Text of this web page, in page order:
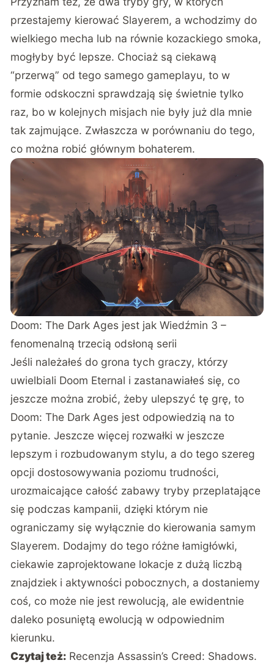
przestajemy kierować Slayerem, a wchodzimy do
wielkiego mecha lub na równie kozackiego smoka,
mogłyby być lepsze. Chociaż są ciekawą
“przerwą” od tego samego gameplayu, to w
formie odskoczni sprawdzają się świetnie tylko
raz, bo w kolejnych misjach nie były już dla mnie
tak zajmujące. Zwłaszcza w porównaniu do tego,
co można robić głównym bohaterem.
Doom: The Dark Ages jest jak Wiedźmin 3 –
fenomenalną trzecią odsłoną serii
Jeśli należałeś do grona tych graczy, którzy
uwielbiali Doom Eternal i zastanawiałeś się, co
jeszcze można zrobić, żeby ulepszyć tę grę, to
Doom: The Dark Ages jest odpowiedzią na to
pytanie. Jeszcze więcej rozwałki w jeszcze
lepszym i rozbudowanym stylu, a do tego szereg
opcji dostosowywania poziomu trudności,
urozmaicające całość zabawy tryby przeplatające
się podczas kampanii, dzięki którym nie
ograniczamy się wyłącznie do kierowania samym
Slayerem. Dodajmy do tego różne łamigłówki,
ciekawie zaprojektowane lokacje z dużą liczbą
znajdziek i aktywności pobocznych, a dostaniemy
coś, co może nie jest rewolucją, ale ewidentnie
daleko posuniętą ewolucją w odpowiednim
kierunku.
Czytaj też: Recenzja Assassin’s Creed: Shadows.